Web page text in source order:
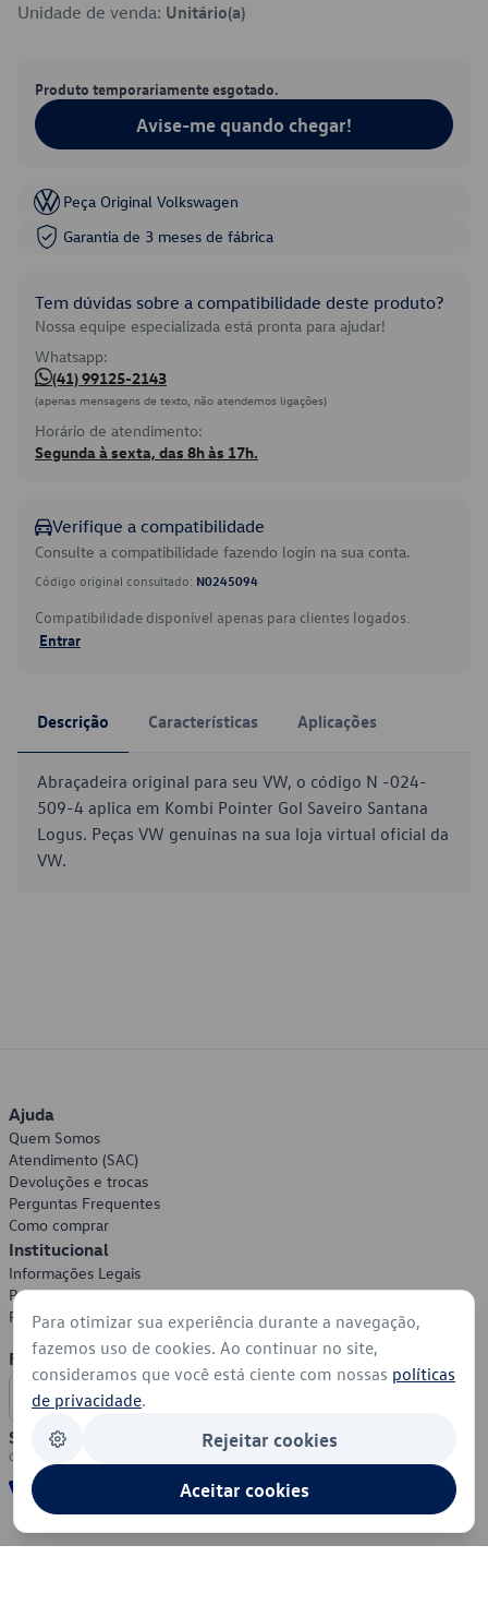
Unidade de venda: Unitário(a)
Produto temporariamente esgotado.
Avise-me quando chegar!
Peça Original Volkswagen
Garantia de 3 meses de fábrica
Tem dúvidas sobre a compatibilidade deste produto?
Nossa equipe especializada está pronta para ajudar!
Whatsapp:
(41) 99125-2143
(apenas mensagens de texto, não atendemos ligações)
Horário de atendimento:
Segunda à sexta, das 8h às 17h.
Verifique a compatibilidade
Consulte a compatibilidade fazendo login na sua conta.
Código original consultado: N0245094
Compatibilidade disponível apenas para clientes logados.
Entrar
Descrição Características Aplicações
Abraçadeira original para seu VW, o código N -024-
509-4 aplica em Kombi Pointer Gol Saveiro Santana
Logus. Peças VW genuínas na sua loja virtual oficial da
VW.
Ajuda
Quem Somos
Atendimento (SAC)
Devoluções e trocas
Perguntas Frequentes
Como comprar
Institucional
Informações Legais
Política de Privacidade
Política de Cookies
Formas de Pagamento
Segurança
Para otimizar sua experiência durante a navegação,
fazemos uso de cookies. Ao continuar no site,
consideramos que você está ciente com nossas políticas
de privacidade.
Rejeitar cookies
Aceitar cookies